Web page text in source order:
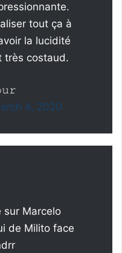
tout ça à
la lucidité
très costaud.
4, 2020
sur Marcelo
de Milito face